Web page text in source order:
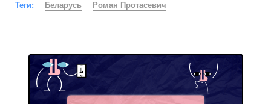
Теги: Беларусь Роман Протасевич